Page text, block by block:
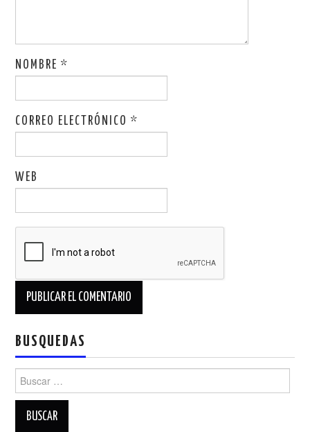
NOMBRE*
CORREO ELECTRÓNICO*
WEB
BUSQUEDAS